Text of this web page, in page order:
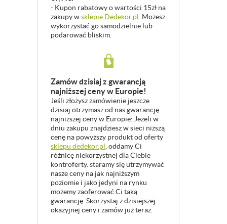
- Kupon rabatowy o wartości 15zł na
zakupy wsklepie Dedekor.pl. Możesz
wykorzystać go samodzielnie lub
podarować bliskim.
Zamów dzisiaj z gwarancją
najniższej ceny w Europie!
Jeśli złożysz zamówienie jeszcze
dzisiaj otrzymasz od nas gwarancję
najniższej ceny w Europie: Jeżeli w
dniu zakupu znajdziesz w sieci niższą
cenę na powyższy produkt od oferty
sklepu dedekor.pl, oddamy Ci
różnicę niekorzystnej dla Ciebie
kontroferty. staramy się utrzymywać
nasze ceny na jak najniższym
poziomie i jako jedyni na rynku
możemy zaoferować Ci taką
gwarancję. Skorzystaj z dzisiejszej
okazyjnej ceny i zamów już teraz.